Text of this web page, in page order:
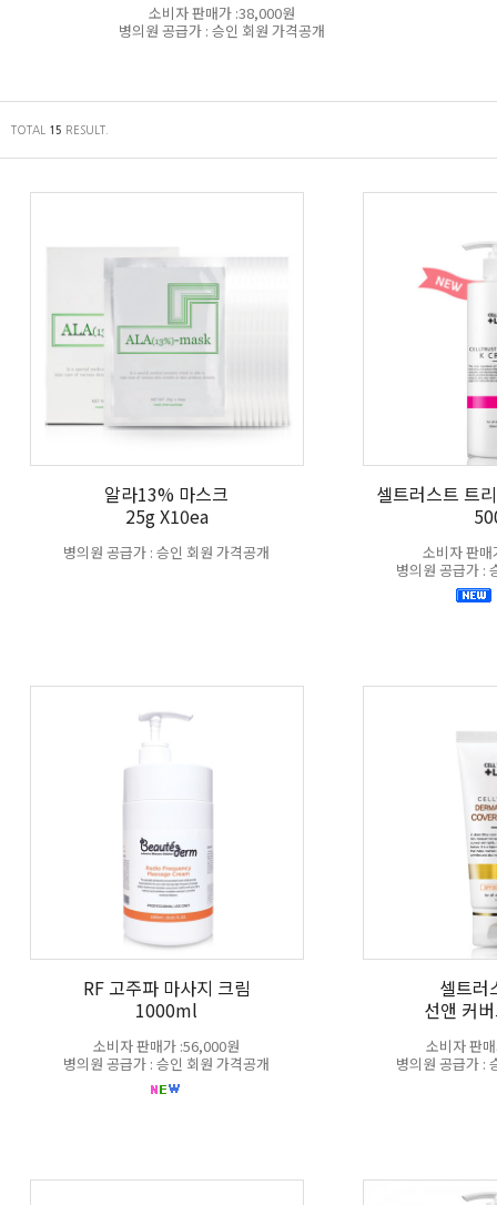
소비자 판매가 :38,000원
병의원 공급가 : 승인 회원 가격공개
TOTAL 15 RESULT.
알라13% 마스크
25g X10ea
병의원 공급가 : 승인 회원 가격공개
셀트러스트 트
소비자 판
병의원 공급가 :
RF 고주파 마사지 크림
1000ml
소비자 판매가 :56,000원
병의원 공급가 : 승인 회원 가격공개
셀트러
선앤 커
소비자 판
병의원 공급가 :